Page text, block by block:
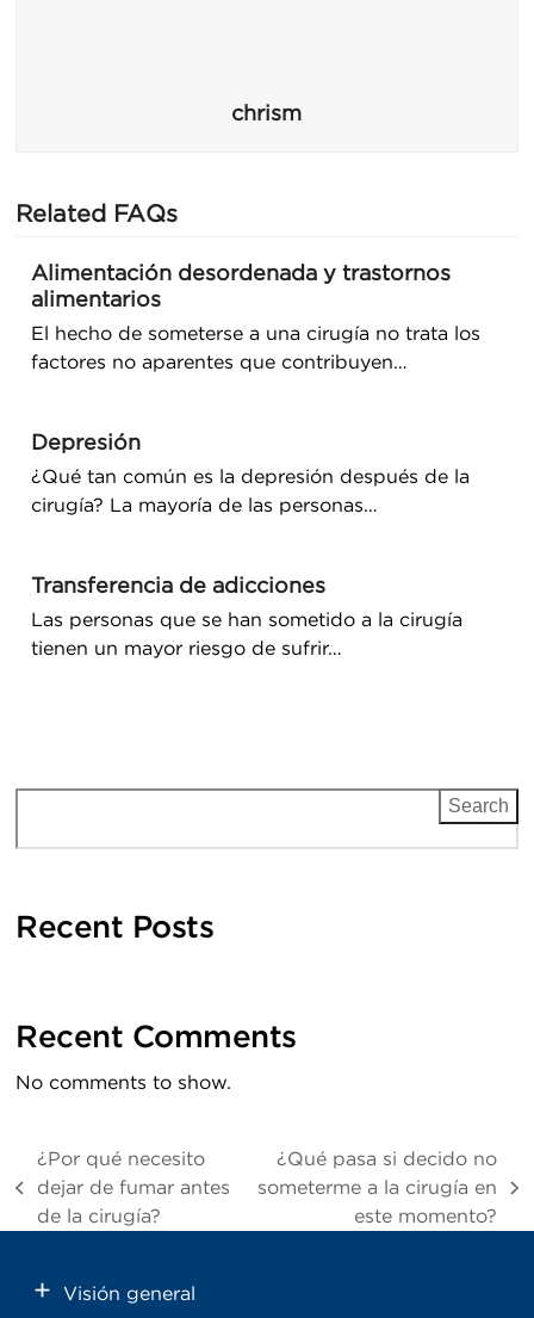
chrism
Related FAQs
Alimentación desordenada y trastornos
alimentarios
El hecho de someterse a una cirugía no trata los
factores no aparentes que contribuyen…
Depresión
¿Qué tan común es la depresión después de la
cirugía? La mayoría de las personas…
Transferencia de adicciones
Las personas que se han sometido a la cirugía
tienen un mayor riesgo de sufrir…
Search
Recent Posts
Recent Comments
No comments to show.
previous
post:
¿Por qué necesito
dejar de fumar antes
de la cirugía?
next
post:
¿Qué pasa si decido no
someterme a la cirugía en
este momento?
Visión general